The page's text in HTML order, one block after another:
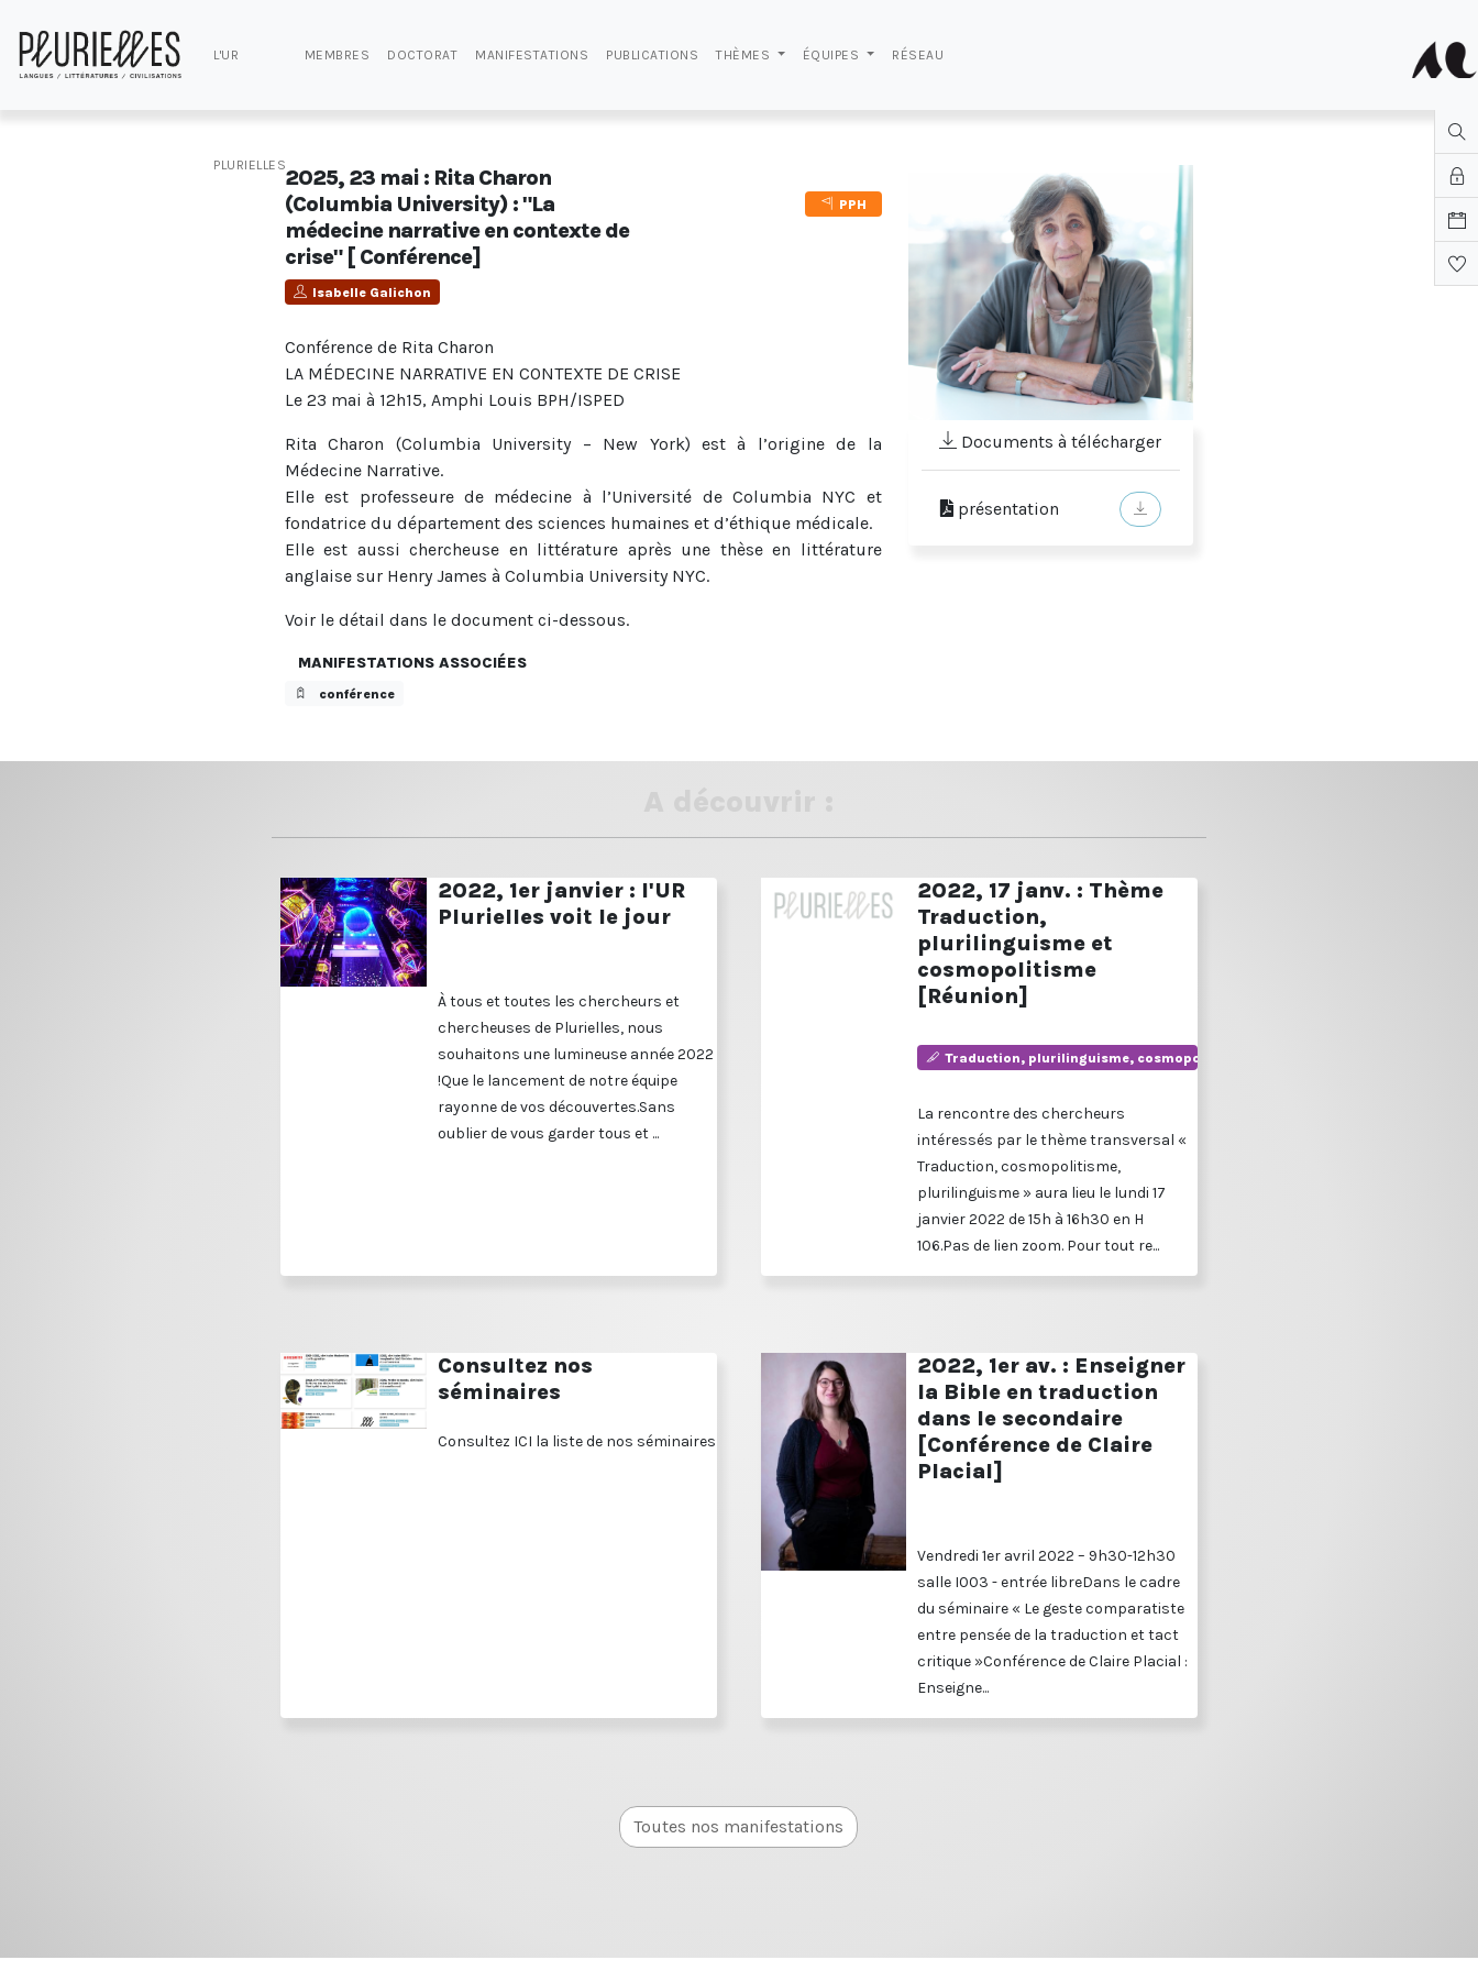
L'UR
PLURIELLES
MEMBRES DOCTORAT MANIFESTATIONS PUBLICATIONS THÈMES ÉQUIPES RÉSEAU
2025, 23 mai : Rita Charon
(Columbia University) : "La
médecine narrative en contexte de
crise" [ Conférence]
Isabelle Galichon
PPH
Conférence de Rita Charon
LA MÉDECINE NARRATIVE EN CONTEXTE DE CRISE
Le 23 mai à 12h15, Amphi Louis BPH/ISPED
Rita Charon (Columbia University – New York) est à l’origine de la
Médecine Narrative.
Elle est professeure de médecine à l’Université de Columbia NYC et
fondatrice du département des sciences humaines et d’éthique médicale.
Elle est aussi chercheuse en littérature après une thèse en littérature
anglaise sur Henry James à Columbia University NYC.
Voir le détail dans le document ci-dessous.
MANIFESTATIONS ASSOCIÉES
conférence
Documents à télécharger
présentation
2022, 1er janvier : l'UR
Plurielles voit le jour
À tous et toutes les chercheurs et
chercheuses de Plurielles, nous
souhaitons une lumineuse année 2022
!Que le lancement de notre équipe
rayonne de vos découvertes.Sans
oublier de vous garder tous et ...
2022, 17 janv. : Thème
Traduction,
plurilinguisme et
cosmopolitisme
[Réunion]
Traduction, plurilinguisme, cosmopolitisme
La rencontre des chercheurs
intéressés par le thème transversal «
Traduction, cosmopolitisme,
plurilinguisme » aura lieu le lundi 17
janvier 2022 de 15h à 16h30 en H
106.Pas de lien zoom. Pour tout re...
Consultez nos
séminaires
Consultez ICI la liste de nos séminaires
2022, 1er av. : Enseigner
la Bible en traduction
dans le secondaire
[Conférence de Claire
Placial]
Vendredi 1er avril 2022 – 9h30-12h30
salle I003 - entrée libreDans le cadre
du séminaire « Le geste comparatiste
entre pensée de la traduction et tact
critique »Conférence de Claire Placial :
Enseigne...
Toutes nos manifestations